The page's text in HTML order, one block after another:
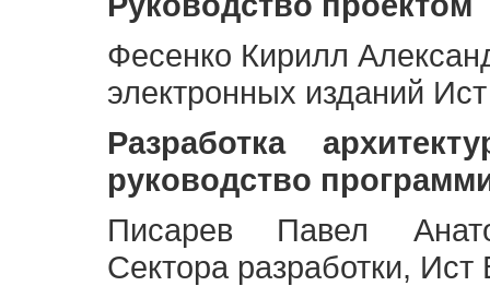
Фесенко Кирилл
электронных изданий
Разработка
руководство
Писарев Павел
Сектора разработки,